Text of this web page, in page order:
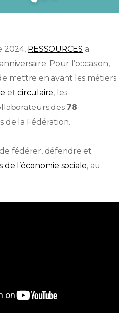
2024, RESSOURCES a
Pour l’occasion,
mettre en avant les métiers
etcirculaire, les
des 𝟳𝟴
de la Fédération.
fédérer, défendre et
de l’économie sociale, au